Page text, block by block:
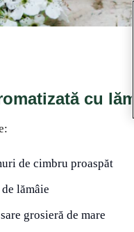
cu
de cimbru proaspăt
lămâie
grosieră de mare